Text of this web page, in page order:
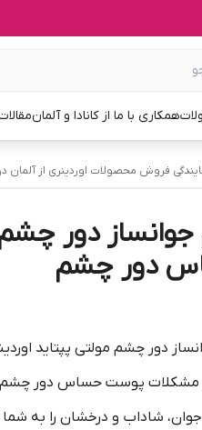
همکاری با ما از کانادا و آلمان
فروش محصولات اوردینری از آلمان
دور چشم
دور چشم
دور چشم مولتی پپتاید
مشکلات پوست حساس دور چشم
شاداب و درخشان را به